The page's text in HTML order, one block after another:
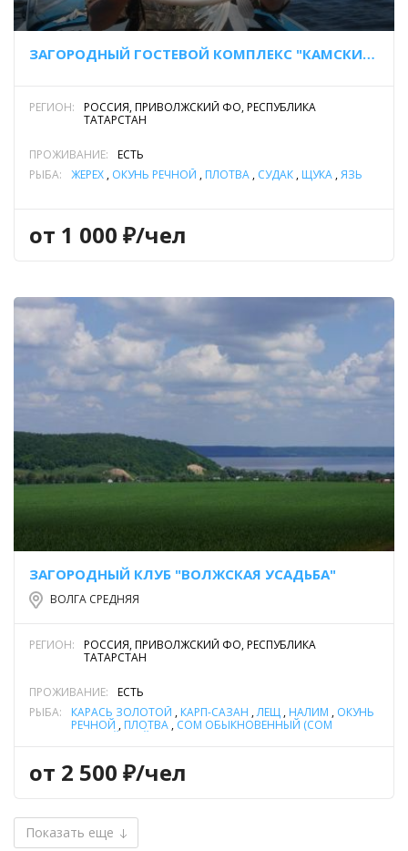
ЗАГОРОДНЫЙ ГОСТЕВОЙ КОМПЛЕКС "КАМСКИЕ ПРОСТОРЫ"
РЕГИОН:
РОССИЯ, ПРИВОЛЖСКИЙ ФО, РЕСПУБЛИКА
ТАТАРСТАН
ПРОЖИВАНИЕ:
ЕСТЬ
РЫБА:
ЖЕРЕХ , ОКУНЬ РЕЧНОЙ , ПЛОТВА , СУДАК , ЩУКА ,ЯЗЬ
от 1 000 ₽/чел
ЗАГОРОДНЫЙ КЛУБ "ВОЛЖСКАЯ УСАДЬБА"
ВОЛГА СРЕДНЯЯ
РЕГИОН:
РОССИЯ, ПРИВОЛЖСКИЙ ФО, РЕСПУБЛИКА
ТАТАРСТАН
ПРОЖИВАНИЕ:
ЕСТЬ
РЫБА:
КАРАСЬ ЗОЛОТОЙ , КАРП-САЗАН ,ЛЕЩ , НАЛИМ , ОКУНЬ
РЕЧНОЙ , ПЛОТВА , СОМ ОБЫКНОВЕННЫЙ (СОМ
от 2 500 ₽/чел
Показать еще